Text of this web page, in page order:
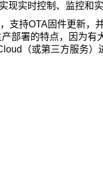
现实时控制、监控和
支持OTA固件更新，
部署的特点，因为有
（或第三方服务）